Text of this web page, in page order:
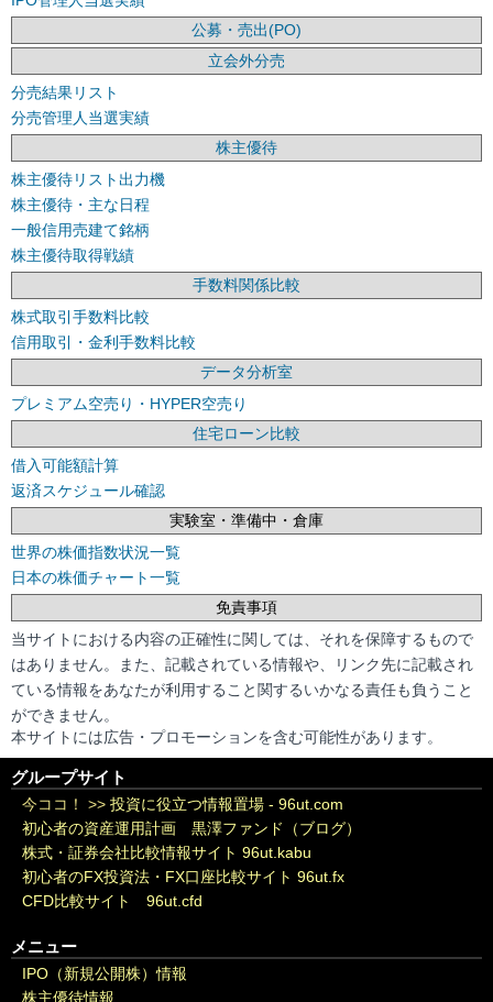
公募・売出(PO)
立会外分売
分売結果リスト
分売管理人当選実績
株主優待
株主優待リスト出力機
株主優待・主な日程
一般信用売建て銘柄
株主優待取得戦績
手数料関係比較
株式取引手数料比較
信用取引・金利手数料比較
データ分析室
プレミアム空売り・HYPER空売り
住宅ローン比較
借入可能額計算
返済スケジュール確認
実験室・準備中・倉庫
世界の株価指数状況一覧
日本の株価チャート一覧
免責事項
当サイトにおける内容の正確性に関しては、それを保障するもので
はありません。また、記載されている情報や、リンク先に記載され
ている情報をあなたが利用すること関するいかなる責任も負うこと
ができません。
本サイトには広告・プロモーションを含む可能性があります。
グループサイト
今ココ！ >> 投資に役立つ情報置場 - 96ut.com
初心者の資産運用計画 黒澤ファンド（ブログ）
株式・証券会社比較情報サイト 96ut.kabu
初心者のFX投資法・FX口座比較サイト 96ut.fx
CFD比較サイト 96ut.cfd
メニュー
IPO（新規公開株）情報
株主優待情報